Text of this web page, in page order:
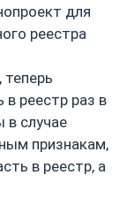
для
реестра
в реестр раз в
в случае
признакам,
в реестр, а